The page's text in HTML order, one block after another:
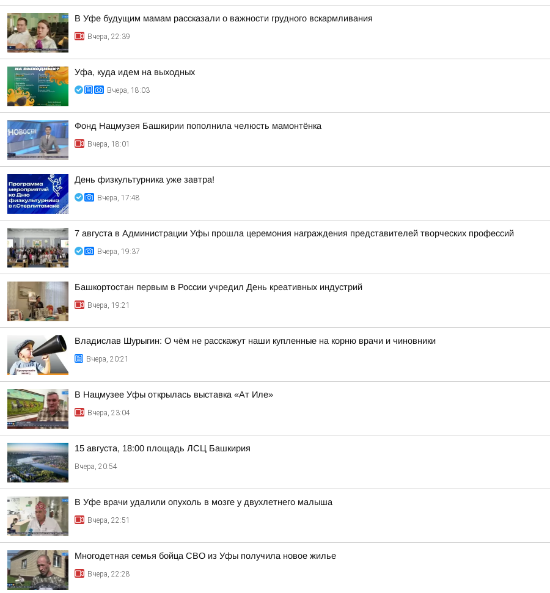
В Уфе будущим мамам рассказали о важности грудного вскармливания
Вчера, 22:39
Уфа, куда идем на выходных
Вчера, 18:03
Фонд Нацмузея Башкирии пополнила челюсть мамонтёнка
Вчера, 18:01
День физкультурника уже завтра!
Вчера, 17:48
7 августа в Администрации Уфы прошла церемония награждения представителей творческих профессий
Вчера, 19:37
Башкортостан первым в России учредил День креативных индустрий
Вчера, 19:21
Владислав Шурыгин: О чём не расскажут наши купленные на корню врачи и чиновники
Вчера, 20:21
В Нацмузее Уфы открылась выставка «Ат Иле»
Вчера, 23:04
15 августа, 18:00 площадь ЛСЦ Башкирия
Вчера, 20:54
В Уфе врачи удалили опухоль в мозге у двухлетнего малыша
Вчера, 22:51
Многодетная семья бойца СВО из Уфы получила новое жилье
Вчера, 22:28